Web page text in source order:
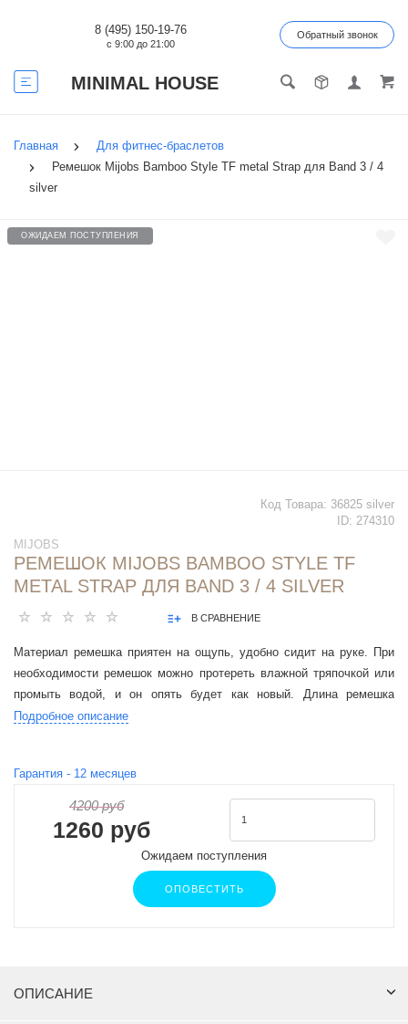
MINIMAL HOUSE
8 (495) 150-19-76
с 9:00 до 21:00
Обратный звонок
Главная
Для фитнес-браслетов
Ремешок Mijobs Bamboo Style TF metal Strap для Band 3 / 4
silver
ОЖИДАЕМ ПОСТУПЛЕНИЯ
Код Товара: 36825 silver
ID: 274310
MIJOBS
РЕМЕШОК MIJOBS BAMBOO STYLE TF
METAL STRAP ДЛЯ BAND 3 / 4 SILVER
В СРАВНЕНИЕ
Материал ремешка приятен на ощупь, удобно сидит на руке. При
необходимости ремешок можно протереть влажной тряпочкой или
промыть водой, и он опять будет как новый. Длина ремешка
регулируется.
Подробное описание
Гарантия - 12 месяцев
4200 руб
1260 руб
Ожидаем поступления
ОПОВЕСТИТЬ
ОПИСАНИЕ